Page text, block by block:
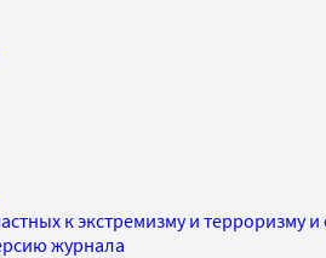
к экстремизму и
журнала